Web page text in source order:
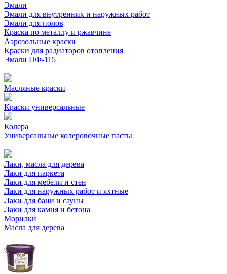
Эмали
Эмали для внутренних и наружных работ
Эмали для полов
Краска по металлу и ржавчине
Аэрозольные краски
Краски для радиаторов отопления
Эмали ПФ-115
Масляные краски
Краски универсальные
Колера
Универсальные колеровочные пасты
Лаки, масла для дерева
Лаки для паркета
Лаки для мебели и стен
Лаки для наружных работ и яхтные
Лаки для бани и сауны
Лаки для камня и бетона
Морилки
Масла для дерева